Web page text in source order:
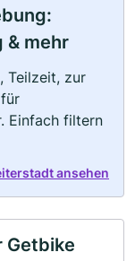
& mehr
Teilzeit, zur
Einfach filtern
ansehen
Getbike